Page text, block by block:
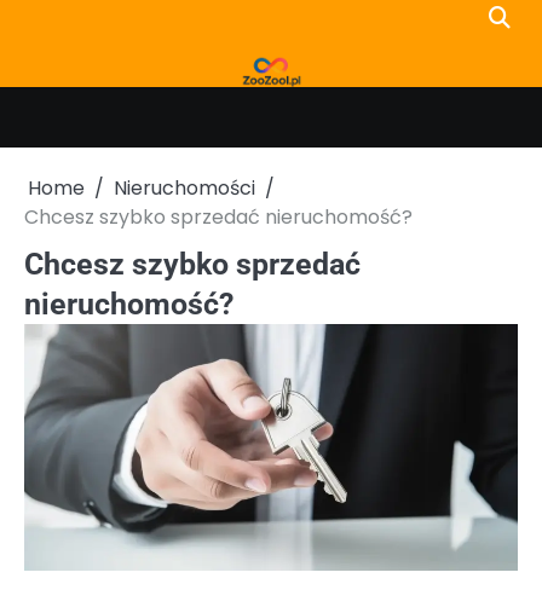
Home
Nieruchomości
Chcesz szybko sprzedać nieruchomość?
Chcesz szybko sprzedać
nieruchomość?